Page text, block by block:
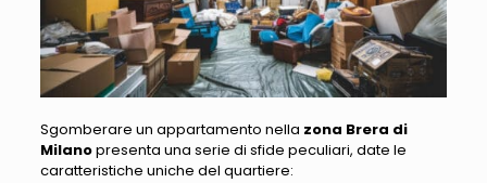
Sgomberare un appartamento nella zona Brera di
Milanopresenta una serie di sfide peculiari, date le
caratteristiche uniche del quartiere: